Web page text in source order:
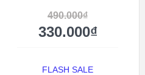
490.000₫
330.000₫
FLASH SALE